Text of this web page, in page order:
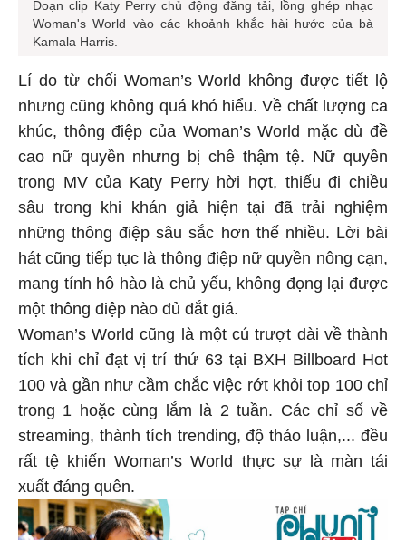
Đoạn clip Katy Perry chủ động đăng tải, lồng ghép nhạc
Woman's World vào các khoảnh khắc hài hước của bà
Kamala Harris.
Lí do từ chối Woman’s World không được tiết lộ
nhưng cũng không quá khó hiểu. Về chất lượng ca
khúc, thông điệp của Woman’s World mặc dù đề
cao nữ quyền nhưng bị chê thậm tệ. Nữ quyền
trong MV của Katy Perry hời hợt, thiếu đi chiều
sâu trong khi khán giả hiện tại đã trải nghiệm
những thông điệp sâu sắc hơn thế nhiều. Lời bài
hát cũng tiếp tục là thông điệp nữ quyền nông cạn,
mang tính hô hào là chủ yếu, không đọng lại được
một thông điệp nào đủ đắt giá.
Woman’s World cũng là một cú trượt dài về thành
tích khi chỉ đạt vị trí thứ 63 tại BXH Billboard Hot
100 và gần như cầm chắc việc rớt khỏi top 100 chỉ
trong 1 hoặc cùng lắm là 2 tuần. Các chỉ số về
streaming, thành tích trending, độ thảo luận,... đều
rất tệ khiến Woman’s World thực sự là màn tái
xuất đáng quên.